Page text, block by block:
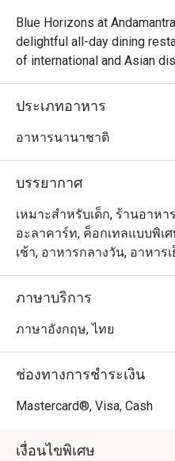
Blue Horizons at
delightful all-day dining
of international and Asian
swimming pool, it provides
with breathtaking ocean
cuisines throughout the day.
ประเภทอาหาร
อาหารนานาชาติ
บรรยากาศ
เหมาะสำหรับเด็ก, ร้านอาหา
อะลาคาร์ท, ค็อกเทลแบบพิเศ
เช้า, อาหารกลางวัน, อาหาร
ภาษาบริการ
ภาษาอังกฤษ, ไทย
ช่องทางการชำระเงิน
Mastercard®, Visa, Cash
เงื่อนไขพิเศษ